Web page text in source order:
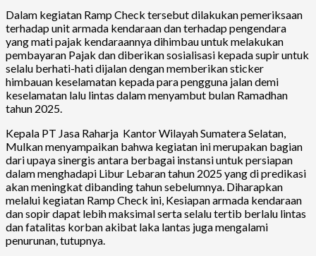
Dalam kegiatan Ramp Check tersebut dilakukan pemeriksaan
terhadap unit armada kendaraan dan terhadap pengendara
yang mati pajak kendaraannya dihimbau untuk melakukan
pembayaran Pajak dan diberikan sosialisasi kepada supir untuk
selalu berhati-hati dijalan dengan memberikan sticker
himbauan keselamatan kepada para pengguna jalan demi
keselamatan lalu lintas dalam menyambut bulan Ramadhan
tahun 2025.
Kepala PT Jasa Raharja Kantor Wilayah Sumatera Selatan,
Mulkan menyampaikan bahwa kegiatan ini merupakan bagian
dari upaya sinergis antara berbagai instansi untuk persiapan
dalam menghadapi Libur Lebaran tahun 2025 yang di predikasi
akan meningkat dibanding tahun sebelumnya. Diharapkan
melalui kegiatan Ramp Check ini, Kesiapan armada kendaraan
dan sopir dapat lebih maksimal serta selalu tertib berlalu lintas
dan fatalitas korban akibat laka lantas juga mengalami
penurunan, tutupnya.